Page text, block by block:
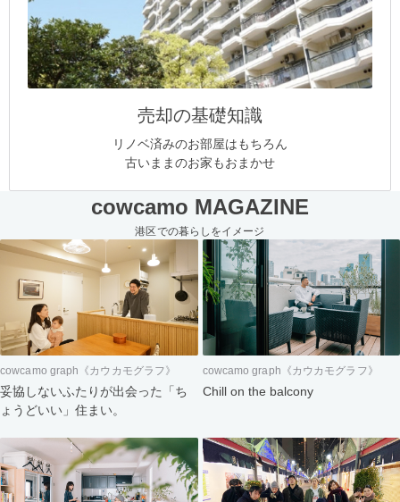
売却の基礎知識
リノベ済みのお部屋はもちろん
古いままのお家もおまかせ
cowcamo MAGAZINE
港区での暮らしをイメージ
cowcamo graph《カウカモグラフ》
妥協しないふたりが出会った「ち
ょうどいい」住まい。
cowcamo graph《カウカモグラフ》
Chill on the balcony